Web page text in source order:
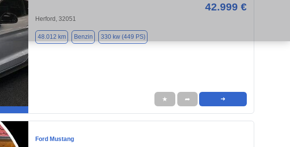
42.999 €
Herford, 32051
48.012 km Benzin 330 kw (449 PS)
★ ➦ ➜
Ford Mustang